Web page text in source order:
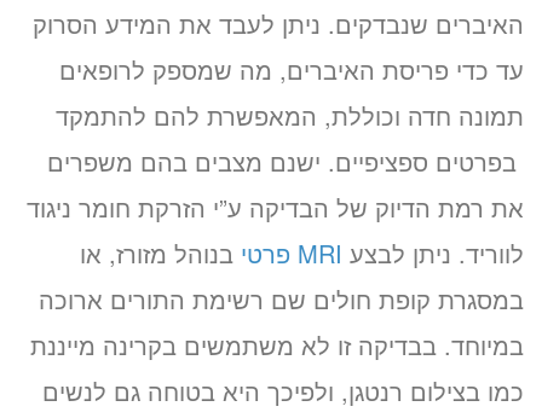
האיברים שנבדקים. ניתן לעבד את המידע הסרוק
עד כדי פריסת האיברים, מה שמספק לרופאים
תמונה חדה וכוללת, המאפשרת להם להתמקד
בפרטים ספציפיים. ישנם מצבים בהם משפרים
את רמת הדיוק של הבדיקה ע”י הזרקת חומר ניגוד
לווריד. ניתן לבצע MRI פרטי
בנוהל מזורז, או
במסגרת קופת חולים שם רשימת התורים ארוכה
במיוחד. בבדיקה זו לא משתמשים בקרינה מייננת
כמו בצילום רנטגן, ולפיכך היא בטוחה גם לנשים